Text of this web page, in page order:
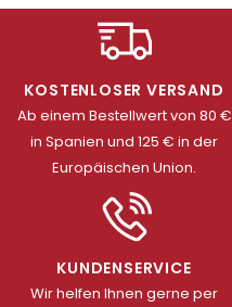
KOSTENLOSER VERSAND
Ab einem Bestellwert von 80 €
in Spanien und 125 € in der
Europäischen Union.
KUNDENSERVICE
Wir helfen Ihnen gerne per